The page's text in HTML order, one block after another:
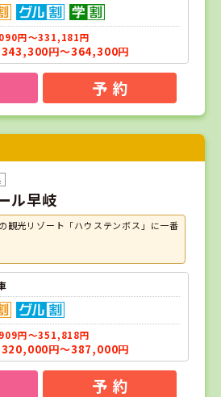
円～331,181円
343,300円～364,300円
予 約
ル早岐
観光リゾート「ハウステンボス」に一番
円～351,818円
320,000円～387,000円
予 約